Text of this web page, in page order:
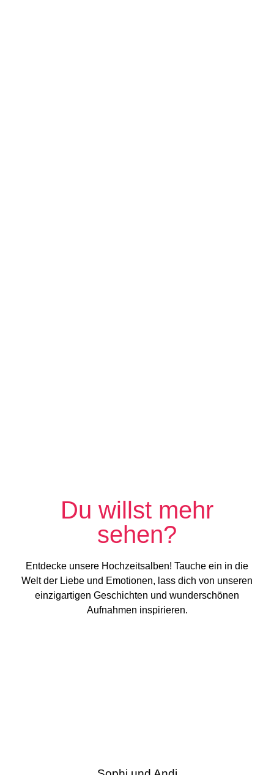
Du willst mehr
sehen?
Entdecke unsere Hochzeitsalben! Tauche ein in die
Welt der Liebe und Emotionen, lass dich von unseren
einzigartigen Geschichten und wunderschönen
Aufnahmen inspirieren.